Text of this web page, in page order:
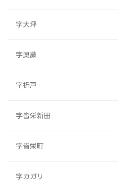
字大坪
字奥蕨
字折戸
字皆栄新田
字皆栄町
字カガリ